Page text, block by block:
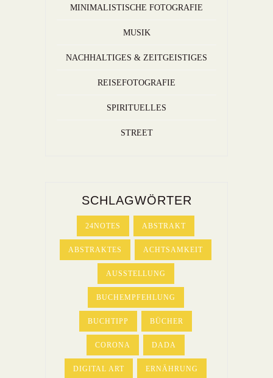
MINIMALISTISCHE FOTOGRAFIE
MUSIK
NACHHALTIGES & ZEITGEISTIGES
REISEFOTOGRAFIE
SPIRITUELLES
STREET
SCHLAGWÖRTER
24NOTES ABSTRAKT
ABSTRAKTES ACHTSAMKEIT
AUSSTELLUNG
BUCHEMPFEHLUNG
BUCHTIPP BÜCHER
CORONA DADA
DIGITAL ART ERNÄHRUNG